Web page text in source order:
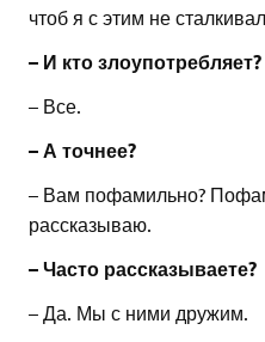
чтоб я с этим не
– И кто злоупотребляет?
– Все.
– А точнее?
– Вам пофамильно?
рассказываю.
– Часто рассказываете?
– Да. Мы с ними дружим.